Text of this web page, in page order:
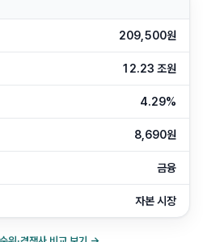
209,500원
12.23 조원
4.29%
8,690원
금융
자본 시장